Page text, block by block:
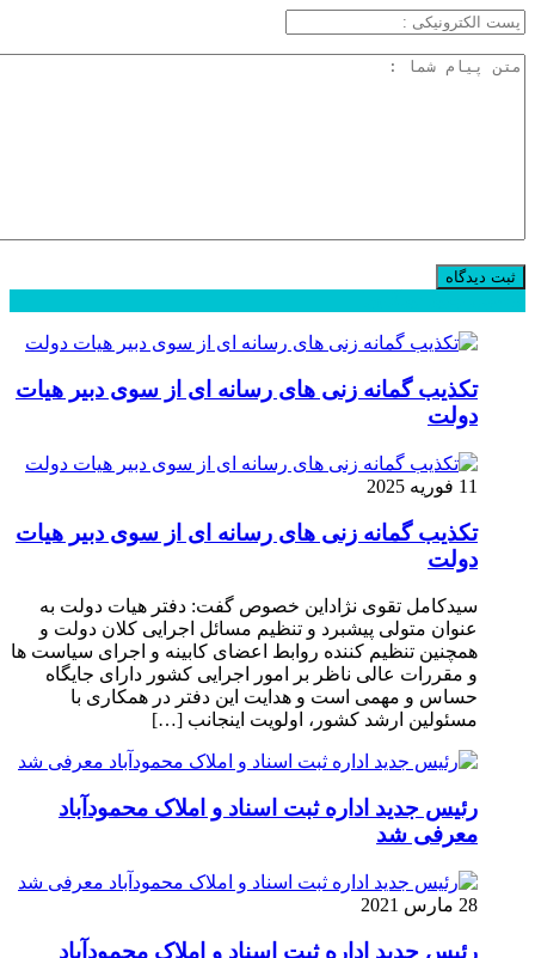
تکذیب گمانه زنی های رسانه ای از سوی دبیر هیات
دولت
11 فوریه 2025
تکذیب گمانه زنی های رسانه ای از سوی دبیر هیات
دولت
سیدکامل تقوی نژاداین خصوص گفت: دفتر هیات دولت به
عنوان متولی پیشبرد و تنظیم مسائل اجرایی کلان دولت و
همچنین تنظیم کننده روابط اعضای کابینه و اجرای سیاست ها
و مقررات عالی ناظر بر امور اجرایی کشور دارای جایگاه
حساس و مهمی است و هدایت این دفتر در همکاری با
مسئولین ارشد کشور، اولویت اینجانب […]
رئیس جدید اداره ثبت اسناد و املاک محمودآباد
معرفی شد
28 مارس 2021
رئیس جدید اداره ثبت اسناد و املاک محمودآباد